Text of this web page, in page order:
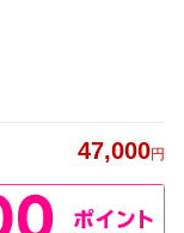
47,000円